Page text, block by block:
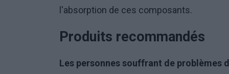
l'absorption de ces composants.
Produits recommandés
Les personnes souffrant de problèmes